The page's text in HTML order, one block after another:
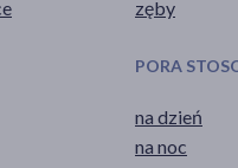
zęby
PORA
na dzień
na noc